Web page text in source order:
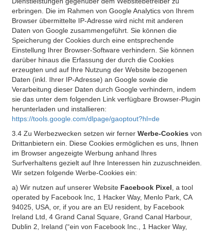
erbringen. Die im Rahmen von Google Analytics von Ihrem
Browser übermittelte IP-Adresse wird nicht mit anderen
Daten von Google zusammengeführt. Sie können die
Speicherung der Cookies durch eine entsprechende
Einstellung Ihrer Browser-Software verhindern. Sie können
darüber hinaus die Erfassung der durch die Cookies
erzeugten und auf Ihre Nutzung der Website bezogenen
Daten (inkl. Ihrer IP-Adresse) an Google sowie die
Verarbeitung dieser Daten durch Google verhindern, indem
sie das unter dem folgenden Link verfügbare Browser-Plugin
herunterladen und installieren:
https://tools.google.com/dlpage/gaoptout?hl=de
3.4 Zu Werbezwecken setzen wir ferner Werbe-Cookies von
Drittanbietern ein. Diese Cookies ermöglichen es uns, Ihnen
im Browser angezeigte Werbung anhand Ihres
Surfverhaltens gezielt auf Ihre Interessen hin zuzuschneiden.
Wir setzen folgende Werbe-Cookies ein:
a) Wir nutzen auf unserer Website Facebook Pixel , a tool
operated by Facebook Inc, 1 Hacker Way, Menlo Park, CA
94025, USA, or, if you are an EU resident, by Facebook
Ireland Ltd, 4 Grand Canal Square, Grand Canal Harbour,
Dublin 2, Ireland (“ein von Facebook Inc., 1 Hacker Way,